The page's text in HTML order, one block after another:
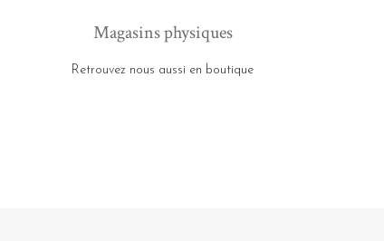
Magasins physiques
Retrouvez nous aussi en boutique